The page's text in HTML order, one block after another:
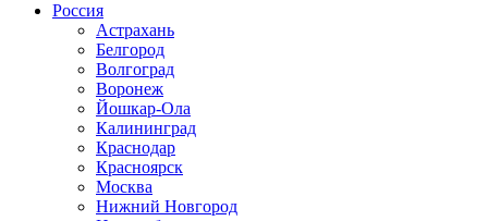
Россия
Астрахань
Белгород
Волгоград
Воронеж
Йошкар-Ола
Калининград
Краснодар
Красноярск
Москва
Нижний Новгород